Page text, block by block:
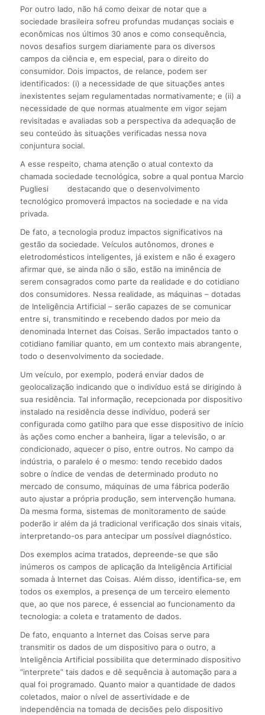
Por outro lado, não há como deixar de notar que a
sociedade brasileira sofreu profundas mudanças sociais e
econômicas nos últimos 30 anos e como consequência,
novos desafios surgem diariamente para os diversos
campos da ciência e, em especial, para o direito do
consumidor. Dois impactos, de relance, podem ser
identificados: (i) a necessidade de que situações antes
inexistentes sejam regulamentadas normativamente; e (ii) a
necessidade de que normas atualmente em vigor sejam
revisitadas e avaliadas sob a perspectiva da adequação de
seu conteúdo às situações verificadas nessa nova
conjuntura social.
A esse respeito, chama atenção o atual contexto da
chamada sociedade tecnológica, sobre a qual pontua Marcio
Pugliesi
destacando que o desenvolvimento
tecnológico promoverá impactos na sociedade e na vida
privada.
De fato, a tecnologia produz impactos significativos na
gestão da sociedade. Veículos autônomos, drones e
eletrodomésticos inteligentes, já existem e não é exagero
afirmar que, se ainda não o são, estão na iminência de
serem consagrados como parte da realidade e do cotidiano
dos consumidores. Nessa realidade, as máquinas – dotadas
de Inteligência Artificial – serão capazes de se comunicar
entre si, transmitindo e recebendo dados por meio da
denominada Internet das Coisas. Serão impactados tanto o
cotidiano familiar quanto, em um contexto mais abrangente,
todo o desenvolvimento da sociedade.
Um veículo, por exemplo, poderá enviar dados de
geolocalização indicando que o indivíduo está se dirigindo à
sua residência. Tal informação, recepcionada por dispositivo
instalado na residência desse indivíduo, poderá ser
configurada como gatilho para que esse dispositivo de início
às ações como encher a banheira, ligar a televisão, o ar
condicionado, aquecer o piso, entre outros. No campo da
indústria, o paralelo é o mesmo: tendo recebido dados
sobre o índice de vendas de determinado produto no
mercado de consumo, máquinas de uma fábrica poderão
auto ajustar a própria produção, sem intervenção humana.
Da mesma forma, sistemas de monitoramento de saúde
poderão ir além da já tradicional verificação dos sinais vitais,
interpretando-os para antecipar um possível diagnóstico.
Dos exemplos acima tratados, depreende-se que são
inúmeros os campos de aplicação da Inteligência Artificial
somada à Internet das Coisas. Além disso, identifica-se, em
todos os exemplos, a presença de um terceiro elemento
que, ao que nos parece, é essencial ao funcionamento da
tecnologia: a coleta e tratamento de dados.
De fato, enquanto a Internet das Coisas serve para
transmitir os dados de um dispositivo para o outro, a
Inteligência Artificial possibilita que determinado dispositivo
“interprete” tais dados e dê sequência à automação para a
qual foi programado. Quanto maior a quantidade de dados
coletados, maior o nível de assertividade e de
independência na tomada de decisões pelo dispositivo